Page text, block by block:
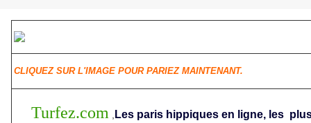
CLIQUEZ SUR L'IMAGE POUR PARIEZ MAINTENANT.
Turfez.com Les paris hippiques en ligne, les